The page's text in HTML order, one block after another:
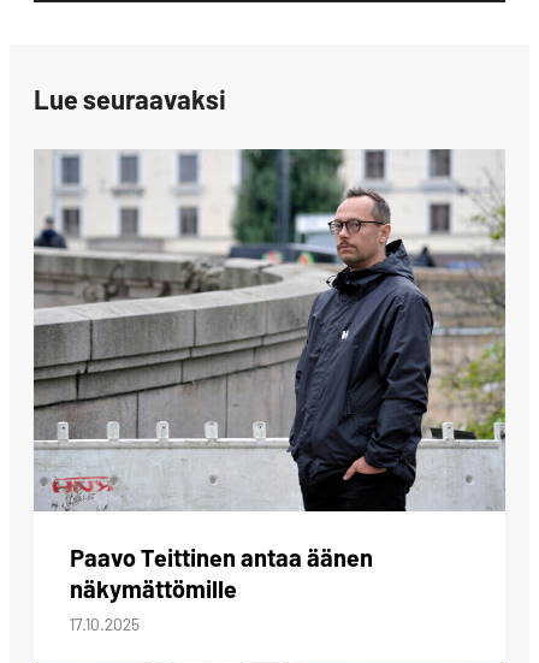
Lue seuraavaksi
Paavo Teittinen antaa äänen
näkymättömille
17.10.2025